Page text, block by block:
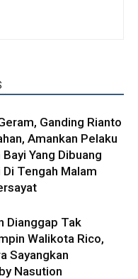
Ganding Rianto
Amankan Pelaku
Yang Dibuang
Tengah Malam
Dianggap Tak
Walikota Rico,
Sayangkan
Nasution